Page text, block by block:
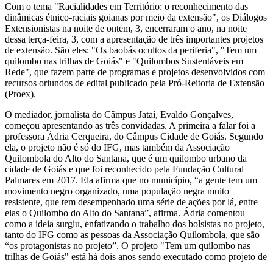
Com o tema "Racialidades em Território: o reconhecimento das
dinâmicas étnico-raciais goianas por meio da extensão", os Diálogos
Extensionistas na noite de ontem, 3, encerraram o ano, na noite
dessa terça-feira, 3, com a apresentação de três importantes projetos
de extensão. São eles: "Os baobás ocultos da periferia", "Tem um
quilombo nas trilhas de Goiás" e "Quilombos Sustentáveis em
Rede", que fazem parte de programas e projetos desenvolvidos com
recursos oriundos de edital publicado pela Pró-Reitoria de Extensão
(Proex).
O mediador, jornalista do Câmpus Jataí, Evaldo Gonçalves,
começou apresentando as três convidadas. A primeira a falar foi a
professora Ádria Cerqueira, do Câmpus Cidade de Goiás. Segundo
ela, o projeto não é só do IFG, mas também da Associação
Quilombola do Alto do Santana, que é um quilombo urbano da
cidade de Goiás e que foi reconhecido pela Fundação Cultural
Palmares em 2017. Ela afirma que no município, “a gente tem um
movimento negro organizado, uma população negra muito
resistente, que tem desempenhado uma série de ações por lá, entre
elas o Quilombo do Alto do Santana”, afirma. Ádria comentou
como a ideia surgiu, enfatizando o trabalho dos bolsistas no projeto,
tanto do IFG como as pessoas da Associação Quilombola, que são
“os protagonistas no projeto”. O projeto "Tem um quilombo nas
trilhas de Goiás" está há dois anos sendo executado como projeto de